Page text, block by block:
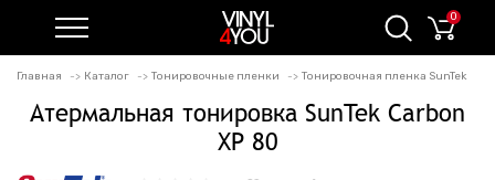
0
Главная Каталог Тонировочные пленки Тонировочная пленка SunTek
Атермальная тонировка SunTek Carbon
XP 80